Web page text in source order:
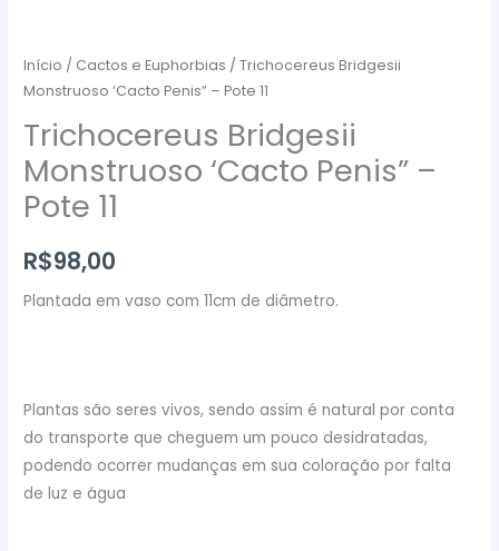
Início / Cactos e Euphorbias / Trichocereus Bridgesii
Monstruoso ‘Cacto Penis” – Pote 11
Trichocereus Bridgesii
Monstruoso ‘Cacto Penis” –
Pote 11
R$98,00
Plantada em vaso com 11cm de diâmetro.
Plantas são seres vivos, sendo assim é natural por conta
do transporte que cheguem um pouco desidratadas,
podendo ocorrer mudanças em sua coloração por falta
de luz e água